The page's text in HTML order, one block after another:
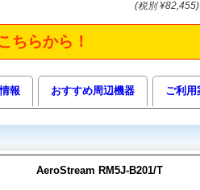
(税別 ¥82,455)
ちらから！
報 おすすめ周辺機器 ご利用
AeroStream RM5J-B201/T